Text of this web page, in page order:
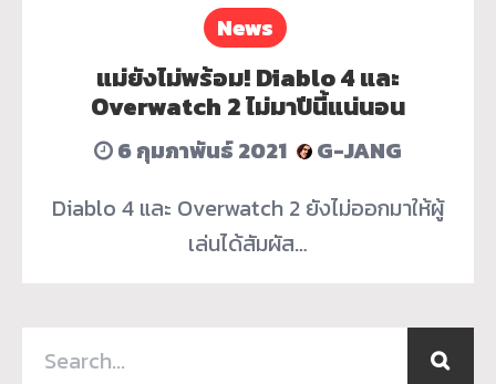
News
แม่ยังไม่พร้อม! Diablo 4 และ
Overwatch 2 ไม่มาปีนี้แน่นอน
6 กุมภาพันธ์ 2021
G-JANG
Diablo 4 และ Overwatch 2 ยังไม่ออกมาให้ผู้
เล่นได้สัมผัส…